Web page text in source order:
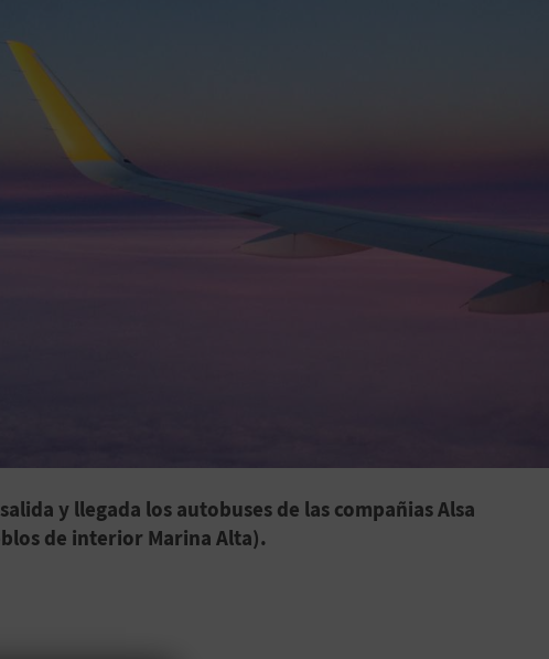
y llegada los autobuses de las compañias Alsa
de interior Marina Alta).